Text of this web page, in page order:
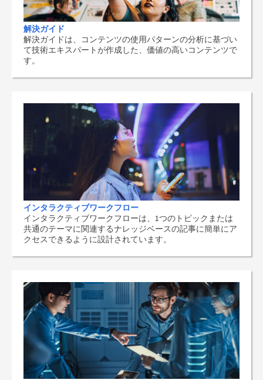
解決ガイド
解決ガイドは、コンテンツの使用パターンの分析に基づい
て技術エキスパートが作成した、価値の高いコンテンツで
す。
インタラクティブワークフロー
インタラクティブワークフローは、1つのトピックまたは
共通のテーマに関連するナレッジベースの記事に簡単にア
クセスできるように設計されています。